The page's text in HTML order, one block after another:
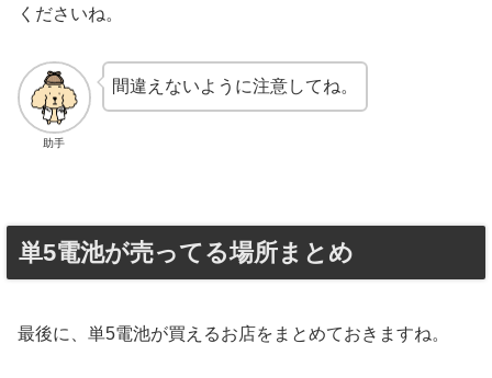
くださいね。
助手
間違えないように注意してね。
単5電池が売ってる場所まとめ
最後に、単5電池が買えるお店をまとめておきますね。